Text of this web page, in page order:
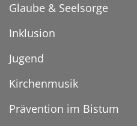
Glaube & Seelsorge
Inklusion
Jugend
Kirchenmusik
Prävention im Bistum